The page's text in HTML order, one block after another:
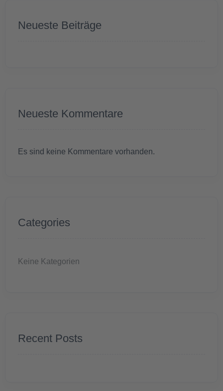
Neueste Beiträge
Neueste Kommentare
Es sind keine Kommentare vorhanden.
Categories
Keine Kategorien
Recent Posts